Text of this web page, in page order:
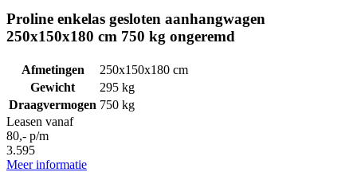
Proline enkelas gesloten aanhangwagen
250x150x180 cm 750 kg ongeremd
Afmetingen
250x150x180 cm
Gewicht
295 kg
Draagvermogen 750 kg
Leasen vanaf
80,- p/m
3.595
Meer informatie